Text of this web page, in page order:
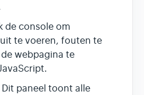
de console om
te voeren, fouten te
webpagina te
Dit paneel toont alle